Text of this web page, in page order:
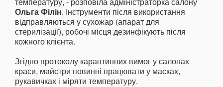
Ольга Філін. Інструменти після використання
відправляються у сухожар (апарат для
стерилізації), робочі місця дезинфікують після
кожного клієнта.
Згідно протоколу карантинних вимог у салонах
краси, майстри повинні працювати у масках,
рукавичках і міряти температуру.